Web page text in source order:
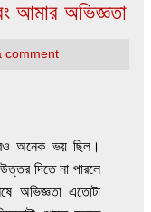
আমার অভিজ্ঞতা
comment
অনেক ভয় ছিল।
দিতে না পারলে
অভিজ্ঞতা এতোটা